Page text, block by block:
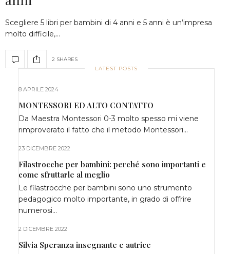
Scegliere 5 libri per bambini di 4 anni e 5 anni è un’impresa
molto difficile,…
2 SHARES
LATEST POSTS
8 APRILE 2024
MONTESSORI ED ALTO CONTATTO
Da Maestra Montessori 0-3 molto spesso mi viene
rimproverato il fatto che il metodo Montessori…
23 DICEMBRE 2022
Filastrocche per bambini: perché sono importanti e
come sfruttarle al meglio
Le filastrocche per bambini sono uno strumento
pedagogico molto importante, in grado di offrire
numerosi…
2 DICEMBRE 2022
Silvia Speranza insegnante e autrice